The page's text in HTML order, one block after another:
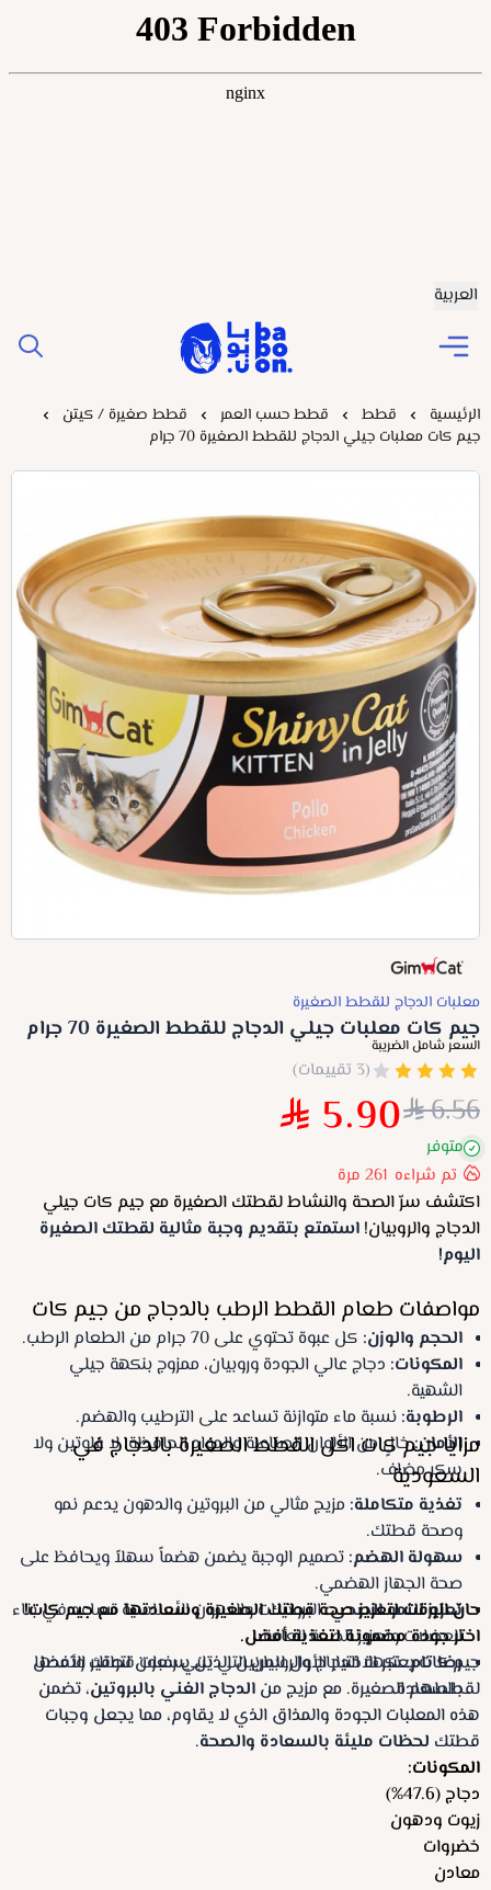
العربية
Baboonstore
الرئيسية قطط قطط حسب العمر
قطط صغيرة / كيتن
جيم كات معلبات جيلي الدجاج للقطط الصغيرة 70 جرام
معلبات الدجاج للقطط الصغيرة
جيم كات معلبات جيلي الدجاج للقطط الصغيرة 70 جرام
السعر شامل الضريبة
(3 تقييمات)
6.56
5.90
متوفر
تم شراءه 261 مرة
اكتشف سرّ الصحة والنشاط لقطتك الصغيرة مع جيم كات جيلي
الدجاج والروبيان! استمتع بتقديم وجبة مثالية لقطتك الصغيرة
اليوم!
مواصفات طعام القطط الرطب بالدجاج من جيم كات
الحجم والوزن: كل عبوة تحتوي على 70 جرام من الطعام الرطب.
المكونات: دجاج عالي الجودة وروبيان، ممزوج بنكهة جيلي
الشهية.
الرطوبة: نسبة ماء متوازنة تساعد على الترطيب والهضم.
الأمان:خالٍ من الألوان الصناعية والمواد الحافظة، لا غلوتين ولا
سكر مضاف.
مزايا جيم كات اكل القطط الصغيرة بالدجاج في
السعودية
تغذية متكاملة: مزيج مثالي من البروتين والدهون يدعم نمو
وصحة قطتك.
سهولة الهضم: تصميم الوجبة يضمن هضماً سهلاً ويحافظ على
صحة الجهاز الهضمي.
تعزيز النمو الصحي:البروتينات والدهون الأساسية تساعد في بناء
العضلات وتعزيز الصحة العامة.
رضا تام:نكهة الدجاج والروبيان التي تلبي رغبات قطتك وتمدها
بالسعادة.
حان الوقت لتعزيز صحة قطتك الصغيرة وسعادتها مع جيم كات!
اختر جودة مضمونة لتغذية أفضل.
جيم كات يعتبر الاختيار الأول للمربين الذين يسعون لتوفير الأفضل
لقططهم الصغيرة. مع مزيج من الدجاج الغني بالبروتين، تضمن
هذه المعلبات الجودة والمذاق الذي لا يقاوم، مما يجعل وجبات
قطتك لحظات مليئة بالسعادة والصحة.
المكونات:
دجاج (47.6%)
زيوت ودهون
خضروات
معادن